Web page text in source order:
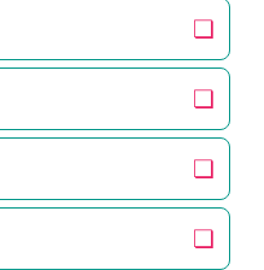
❏
❏
❏
❏